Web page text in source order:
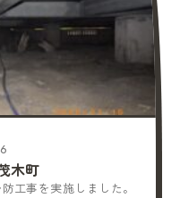
木町
工事を実施しました。